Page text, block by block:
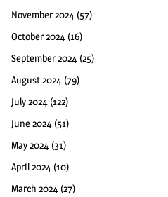
November 2024 (57)
October 2024 (16)
September 2024 (25)
August 2024 (79)
July 2024 (122)
June 2024 (51)
May 2024 (31)
April 2024 (10)
March 2024 (27)